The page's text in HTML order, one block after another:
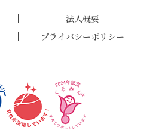
法人概要
プライバシーポリシー